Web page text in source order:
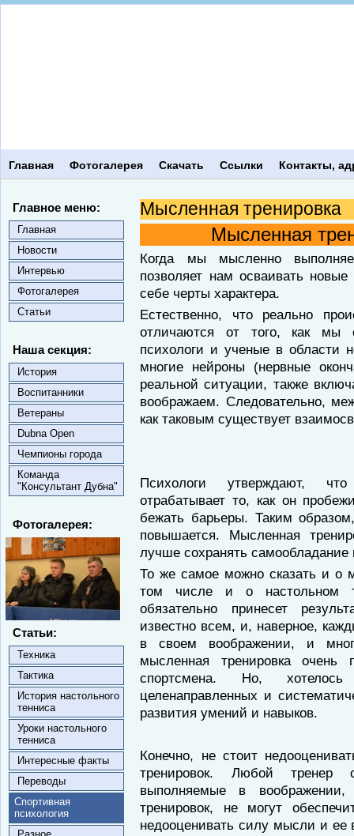
Главная Фотогалерея Скачать Ссылки Контакты,
Главное меню:
Главная
Новости
Интервью
Фотогалерея
Статьи
Наша секция:
История
Воспитанники
Ветераны
Dubna Open
Чемпионы города
Команда
"Консультант Дубна"
Фотогалерея:
Статьи:
Техника
Тактика
История настольного
тенниса
Уроки настольного
тенниса
Интересные факты
Переводы
Спортивная
психология
Мысленная тренировка
Мысленная
Когда мы мысленно
позволяет нам осваивать
себе черты характера.
Естественно, что реально
отличаются от того, как мы
психологи и ученые в области
многие нейроны (нервные
реальной ситуации, также
воображаем. Следовательно,
как таковым существует
Психологи утверждают,
отрабатывает то, как он
бежать барьеры. Таким
повышается. Мысленная
лучше сохранять самообладание
То же самое можно сказать и о
том числе и о настольном
обязательно принесет
известно всем, и, наверное,
в своем воображении, и
мысленная тренировка очень
спортсмена. Но,
целенаправленных и
развития умений и навыков.
Конечно, не стоит
тренировок. Любой тренер
выполняемые в
тренировок, не могут
недооценивать силу мысли и ее